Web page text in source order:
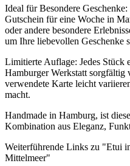
Ideal für Besondere
Gutschein für eine Woche in
oder andere besondere
um Ihre liebevollen Geschenke
Limitierte Auflage: Jedes Stück
Hamburger Werkstatt
verwendete Karte leicht
macht.
Handmade in Hamburg, ist
Kombination aus Eleganz,
Weiterführende Links zu "Etui
Mittelmeer"